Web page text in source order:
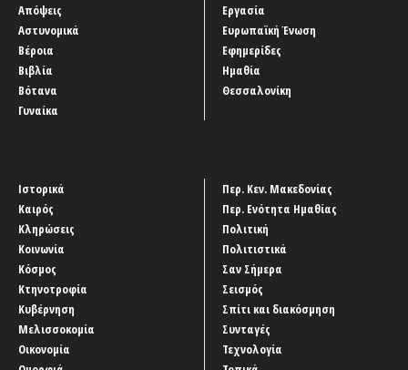
Απόψεις
Αστυνομικά
Βέροια
Βιβλία
Βότανα
Γυναίκα
Εργασία
Ευρωπαϊκή Ένωση
Εφημερίδες
Ημαθία
Θεσσαλονίκη
Ιστορικά
Καιρός
Κληρώσεις
Κοινωνία
Κόσμος
Κτηνοτροφία
Κυβέρνηση
Μελισσοκομία
Οικονομία
Περ. Κεν. Μακεδονίας
Περ. Ενότητα Ημαθίας
Πολιτική
Πολιτιστικά
Σαν Σήμερα
Σεισμός
Σπίτι και διακόσμηση
Συνταγές
Τεχνολογία